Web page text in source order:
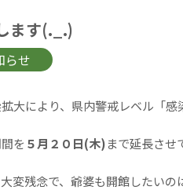
ます(._.)
らせ
大により、県内警戒レベル「感
を ５月２０日(木)まで延長させ
変残念で、爺婆も開館したい